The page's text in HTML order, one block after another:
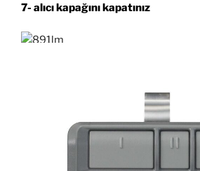
7- alıcı kapağını kapatınız